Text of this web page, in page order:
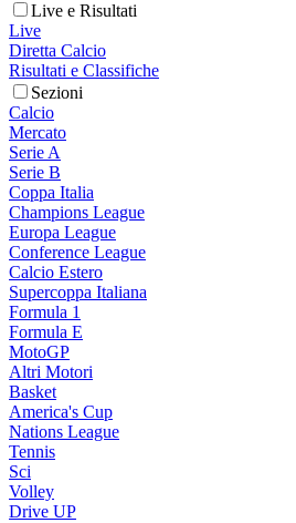
Live e Risultati
Live
Diretta Calcio
Risultati e Classifiche
Sezioni
Calcio
Mercato
Serie A
Serie B
Coppa Italia
Champions League
Europa League
Conference League
Calcio Estero
Supercoppa Italiana
Formula 1
Formula E
MotoGP
Altri Motori
Basket
America's Cup
Nations League
Tennis
Sci
Volley
Drive UP